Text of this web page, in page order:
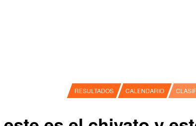
RESULTADOS CALENDARIO